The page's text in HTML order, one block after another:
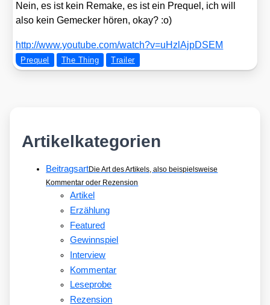
Nein, es ist kein Remake, es ist ein Pre­quel, ich will
also kein Geme­cker hören, okay? :o)
http://​www​.you​tube​.com/​w​a​t​c​h​?​v​=​u​H​z​l​A​j​p​D​SEM
Prequel The Thing Trailer
Artikelkategorien
BeitragsartDie Art des Artikels, also beispielsweise
Kommentar oder Rezension
Artikel
Erzählung
Featured
Gewinnspiel
Interview
Kommentar
Leseprobe
Rezension